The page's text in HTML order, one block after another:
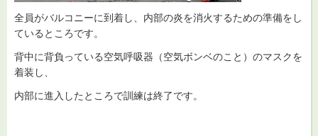
全員がバルコニーに到着し、内部の炎を消火するための準備をし
ているところです。
背中に背負っている空気呼吸器（空気ボンベのこと）のマスクを
着装し、
内部に進入したところで訓練は終了です。